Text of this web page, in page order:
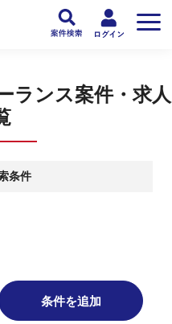
ランス案件・求人
条件
条件を追加